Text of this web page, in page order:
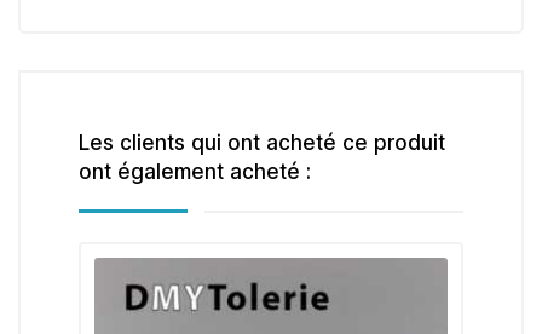
Les clients qui ont acheté ce produit
ont également acheté :